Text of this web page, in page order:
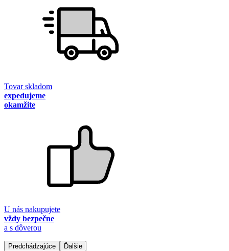
Tovar skladom
expedujeme
okamžite
U nás nakupujete
vždy bezpečne
a s dôverou
Predchádzajúce Ďalšie